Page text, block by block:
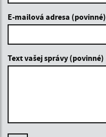
E-mailová adresa (povinné)
Text vašej správy (povinné)